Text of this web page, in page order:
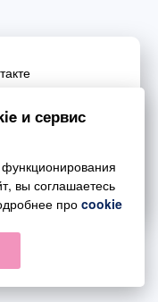
звонок
и сервис
вы соглашаетесь
про cookie